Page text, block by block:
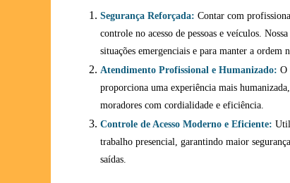
Segurança Reforçada: Contar com
controle no acesso de pessoas e veículos.
situações emergenciais e para manter a ordem
Atendimento Profissional e Humanizado: O
proporciona uma experiência mais
moradores com cordialidade e eficiência.
Controle de Acesso Moderno e Eficiente:
trabalho presencial, garantindo maior
saídas.